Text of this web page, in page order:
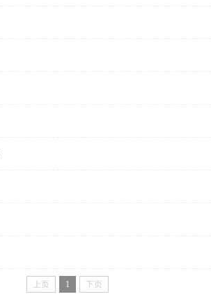
上页 1 下页